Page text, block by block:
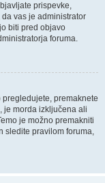
prispevke,
vas je administrator
biti pred objavo
foruma.
premaknete
je morda izključena ali
je možno premakniti
sledite pravilom foruma,